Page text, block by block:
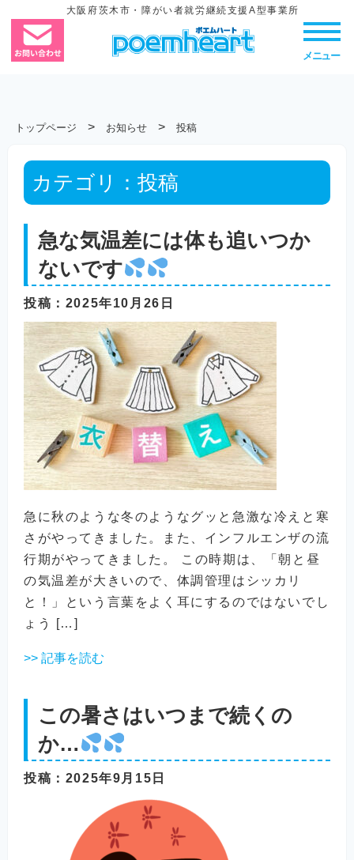
大阪府茨木市・障がい者就労継続支援A型事業所
メニュー
トップページ > お知らせ > 投稿
カテゴリ： 投稿
急な気温差には体も追いつか
ないです
投稿 ：2025年10月26日
急に秋のような冬のようなグッと急激な冷えと寒
さがやってきました。また、インフルエンザの流
行期がやってきました。 この時期は、「朝と昼
の気温差が大きいので、体調管理はシッカリ
と！」という言葉をよく耳にするのではないでし
ょう […]
>> 記事を読む
この暑さはいつまで続くの
か…
投稿 ：2025年9月15日